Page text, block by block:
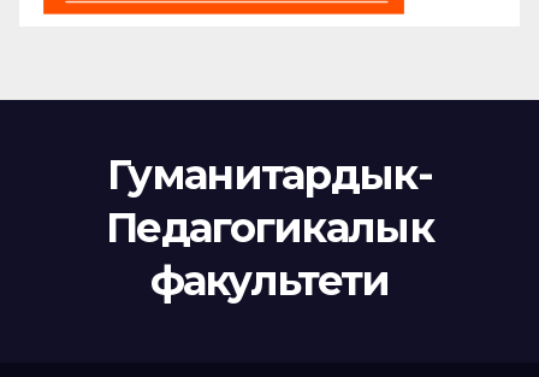
Гуманитардык-
Педагогикалык
факультети